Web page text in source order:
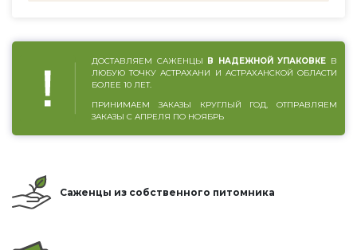
ДОСТАВЛЯЕМ САЖЕНЦЫ В НАДЕЖНОЙ УПАКОВКЕ В
ЛЮБУЮ ТОЧКУ АСТРАХАНИ И АСТРАХАНСКОЙ ОБЛАСТИ
БОЛЕЕ 10 ЛЕТ.
ПРИНИМАЕМ ЗАКАЗЫ КРУГЛЫЙ ГОД, ОТПРАВЛЯЕМ
ЗАКАЗЫ С АПРЕЛЯ ПО НОЯБРЬ
Саженцы из собственного питомника